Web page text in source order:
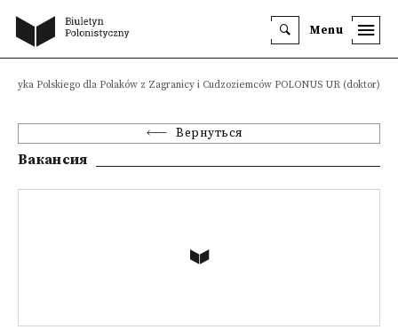
Menu
Polskiego dla Polaków z Zagranicy i Cudzoziemców POLONUS UR (doktor)
Вернуться
Вакансия